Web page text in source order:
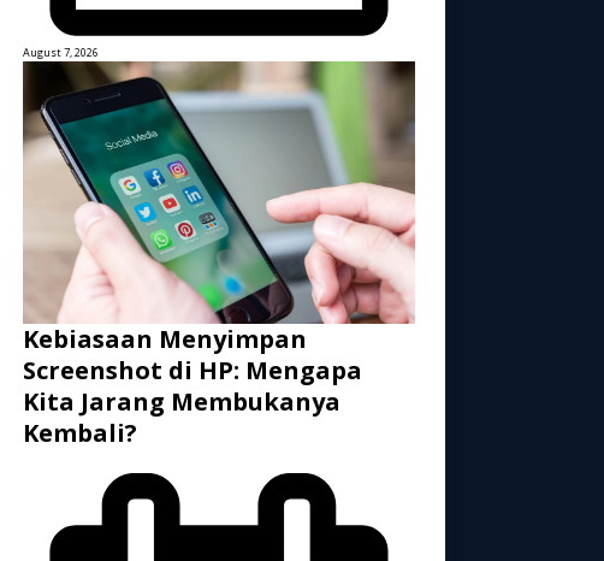
August 7, 2026
Kebiasaan Menyimpan
Screenshot di HP: Mengapa
Kita Jarang Membukanya
Kembali?